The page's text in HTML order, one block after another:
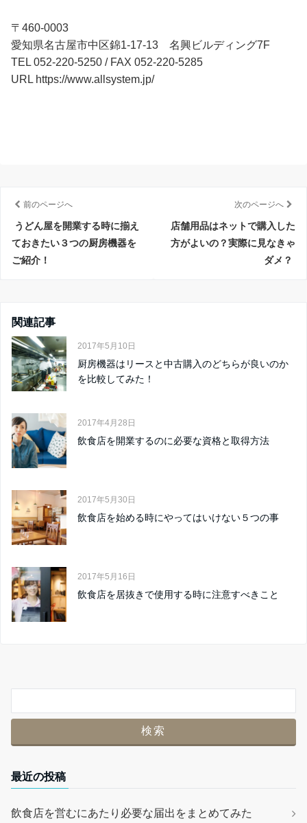
〒460-0003
愛知県名古屋市中区錦1-17-13 名興ビルディング7F
TEL 052-220-5250 / FAX 052-220-5285
URL https://www.allsystem.jp/
前のページへ
うどん屋を開業する時に揃え
ておきたい３つの厨房機器を
ご紹介！
次のページへ
店舗用品はネットで購入した
方がよいの？実際に見なきゃ
ダメ？
関連記事
2017年5月10日
厨房機器はリースと中古購入のどちらが良いのか
を比較してみた！
2017年4月28日
飲食店を開業するのに必要な資格と取得方法
2017年5月30日
飲食店を始める時にやってはいけない５つの事
2017年5月16日
飲食店を居抜きで使用する時に注意すべきこと
最近の投稿
飲食店を営むにあたり必要な届出をまとめてみた